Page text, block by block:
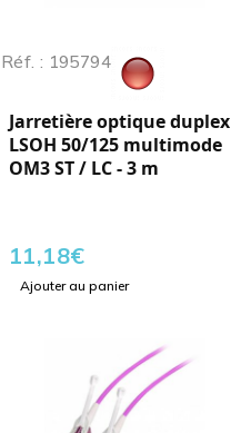
Réf. : 195794
Jarretière optique duplex
LSOH 50/125 multimode
OM3 ST / LC - 3 m
11,18€
Ajouter au panier